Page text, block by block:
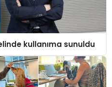
kullanıma sunuldu